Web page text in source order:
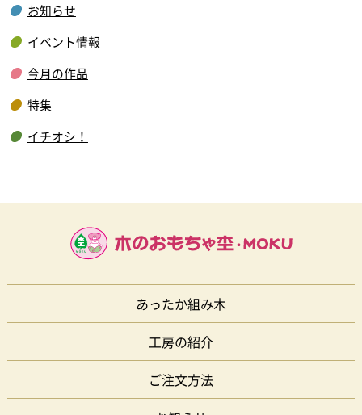
お知らせ
イベント情報
今月の作品
特集
イチオシ！
あったか組み木
工房の紹介
ご注文方法